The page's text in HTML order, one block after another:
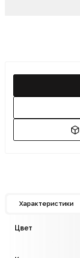
Характеристики
Цвет